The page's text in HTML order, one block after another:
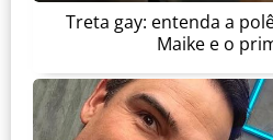
Treta gay: entenda a
Maike e o